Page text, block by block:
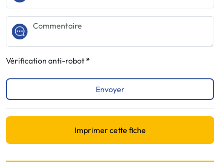
Vérification anti-robot
Envoyer
Imprimer cette fiche